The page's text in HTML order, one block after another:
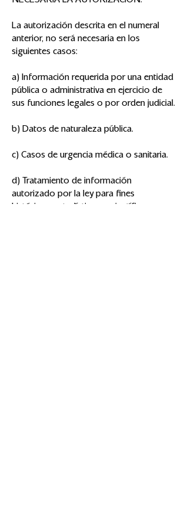
La autorización descrita en el numeral
anterior, no será necesaria en los
siguientes casos:
a) Información requerida por una entidad
pública o administrativa en ejercicio de
sus funciones legales o por orden judicial.
b) Datos de naturaleza pública.
c) Casos de urgencia médica o sanitaria.
d) Tratamiento de información
autorizado por la ley para fines